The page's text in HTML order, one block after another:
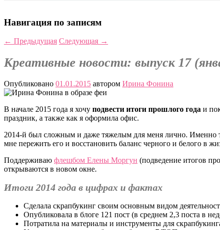
Навигация по записям
← Предыдущая Следующая →
Креативные новости: выпуск 17
Опубликовано 01.01.2015 автором Ирина Фонина
В начале 2015 года я хочу подвести итоги прошлого года и
праздник, а также как я оформила офис.
2014-й был сложным и даже тяжелым для меня лично. Именно
мне пережить его и восстановить баланс черного и белого в
Поддерживаю флешбом Елены Моргун (подведение итогов
открываются в новом окне.
Итоги 2014 года в цифрах и фактах
Сделала скрапбукинг своим основным видом
Опубликовала в блоге 121 пост (в среднем 2,3 поста в
Потратила на материалы и инструменты для